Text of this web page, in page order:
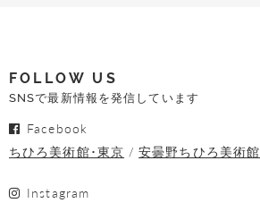
FOLLOW US
SNSで最新情報を発信しています
Facebook
ちひろ美術館･東京
安曇野ちひろ美術館
Instagram